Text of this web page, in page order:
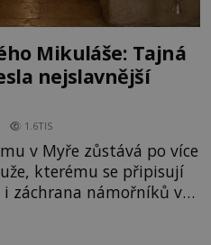
Mikuláše: Tajná
nejslavnější
1.6TIS
v Myře zůstává po více
kterému se připisují
záchrana námořníků v
1087 a klidné místo
výpravy. Skupina